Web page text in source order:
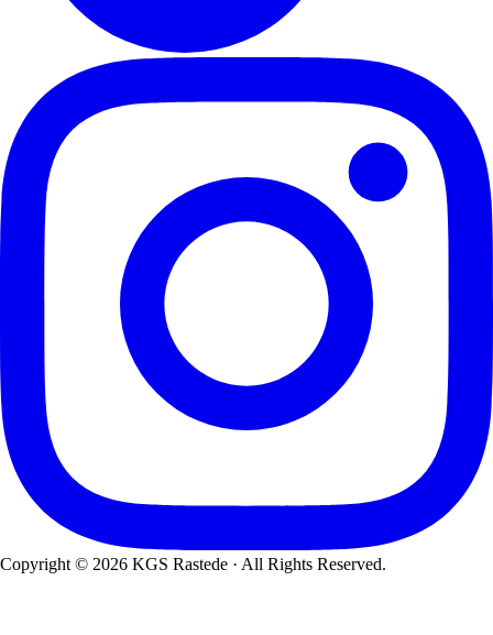
Copyright © 2026 KGS Rastede · All Rights Reserved.